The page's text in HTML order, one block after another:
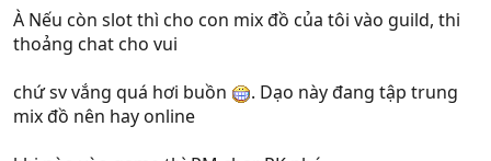
À Nếu còn slot thì cho con mix đồ của tôi vào guild, thi
thoảng chat cho vui
chứ sv vắng quá hơi buồn
. Dạo này đang tập trung
mix đồ nên hay online